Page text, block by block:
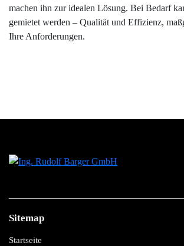
machen ihn zur idealen Lösung. Bei Bedarf
gemietet werden – Qualität und Effizienz,
Ihre Anforderungen.
Sitemap
Startseite